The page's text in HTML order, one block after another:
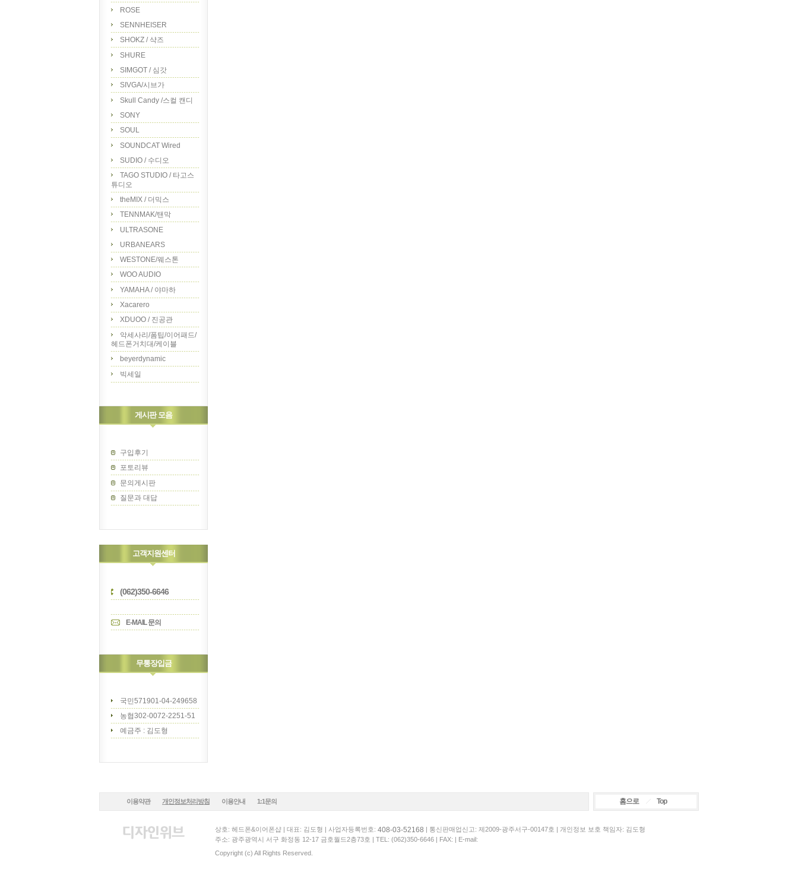
ROSE
SENNHEISER
SHOKZ / 샥즈
SHURE
SIMGOT / 심갓
SIVGA/시브가
Skull Candy /스컬 캔디
SONY
SOUL
SOUNDCAT Wired
SUDIO / 수디오
TAGO STUDIO / 타고스
튜디오
theMIX / 더믹스
TENNMAK/탠막
ULTRASONE
URBANEARS
WESTONE/웨스톤
WOO AUDIO
YAMAHA / 야마하
Xacarero
XDUOO / 진공관
악세사리/폼팁/이어패드/
헤드폰거치대/케이블
beyerdynamic
빅세일
게시판 모음
구입후기
포토리뷰
문의게시판
질문과 대답
고객지원센터
(062)350-6646
E-MAIL 문의
무통장입금
국민571901-04-249658
농협302-0072-2251-51
예금주 : 김도형
이용약관 개인정보처리방침 이용안내 1:1문의 홈으로 Top
상호: 헤드폰&이어폰샵 | 대표: 김도형 | 사업자등록번호: 408-03-52168 | 통신판매업신고: 제2009-광주서구-00147호 | 개인정보 보호 책임자: 김도형
주소: 광주광역시 서구 화정동 12-17 금호월드2층73호 | TEL: (062)350-6646 | FAX: | E-mail:
Copyright (c) All Rights Reserved.